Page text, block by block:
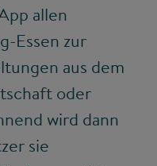
allen
Essen zur
aus dem
oder
wird dann
sie